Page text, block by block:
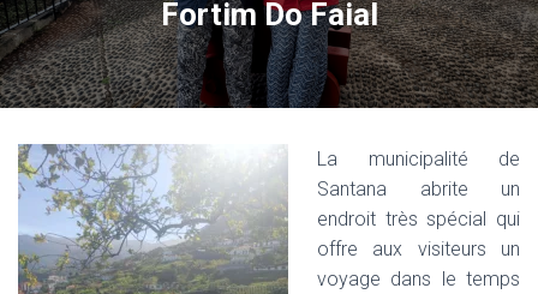
/
F
E
R
M
A
N
Fortim Do Faial
La municipalité de
Santana abrite un
endroit très spécial qui
offre aux visiteurs un
voyage dans le temps